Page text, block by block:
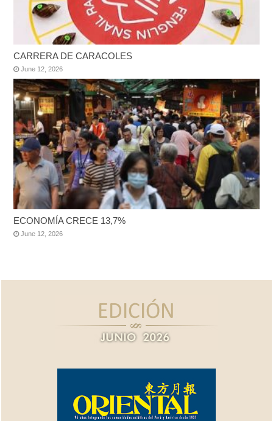
CARRERA DE CARACOLES
June 12, 2026
ECONOMÍA CRECE 13,7%
June 12, 2026